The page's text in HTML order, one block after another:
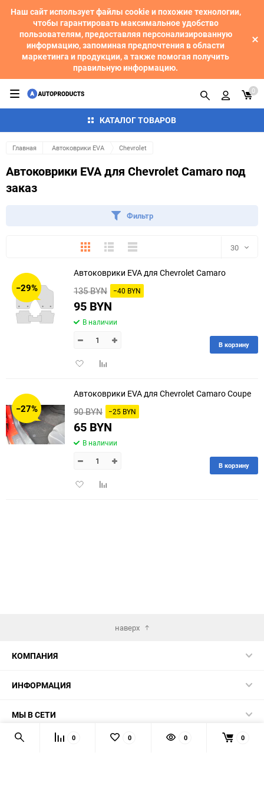
Наш сайт использует файлы cookie и похожие технологии,
чтобы гарантировать максимальное удобство
пользователям, предоставляя персонализированную
информацию, запоминая предпочтения в области
маркетинга и продукции, а также помогая получить
правильную информацию.
КАТАЛОГ ТОВАРОВ
0
Главная Автоковрики EVA Chevrolet
Автоковрики EVA для Chevrolet Camaro под
заказ
Фильтр
ПлиткаПодробноКомпактно 30
30
150
−29%
Автоковрики EVA для Chevrolet Camaro
135 BYN −40 BYN
95 BYN
В наличии
ДобавитьДобавить
В корзину
−27%
Автоковрики EVA для Chevrolet Camaro Coupe
90 BYN −25 BYN
65 BYN
В наличии
ДобавитьДобавить
В корзину
наверх
КОМПАНИЯ
ИНФОРМАЦИЯ
МЫ В СЕТИ
КОНТАКТЫ
0 0 0 0